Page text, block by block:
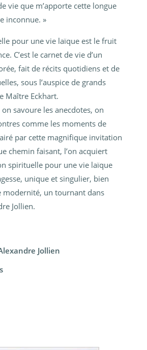
vie que m’apporte cette longue
inconnue. »
pour une vie laïque est le fruit
C’est le carnet de vie d’un
fait de récits quotidiens et de
sous l’auspice de grands
Maître Eckhart.
savoure les anecdotes, on
comme les moments de
par cette magnifique invitation
chemin faisant, l’on acquiert
spirituelle pour une vie laïque
unique et singulier, bien
modernité, un tournant dans
Jollien.
Jollien